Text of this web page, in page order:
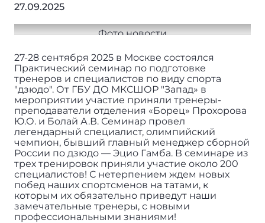
27.09.2025
27-28 сентября 2025 в Москве состоялся
Практический семинар по подготовке
тренеров и специалистов по виду спорта
"дзюдо". От ГБУ ДО МКСШОР "Запад» в
мероприятии участие приняли тренеры-
преподаватели отделения «Борец» Прохорова
Ю.О. и Болай А.В. Семинар провел
легендарный специалист, олимпийский
чемпион, бывший главный менеджер сборной
России по дзюдо — Эцио Гамба. В семинаре из
трех тренировок приняли участие около 200
специалистов! С нетерпением ждем новых
побед наших спортсменов на татами, к
которым их обязательно приведут наши
замечательные тренеры, с новыми
профессиональными знаниями!